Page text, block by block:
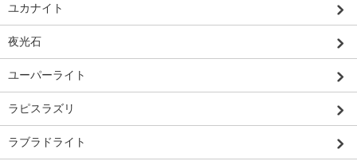
ユカナイト
夜光石
ユーパーライト
ラピスラズリ
ラブラドライト